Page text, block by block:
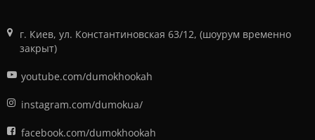
г. Киев, ул. Константиновская 63/12, (шоурум временно
закрыт)
youtube.com/dumokhookah
instagram.com/dumokua/
facebook.com/dumokhookah